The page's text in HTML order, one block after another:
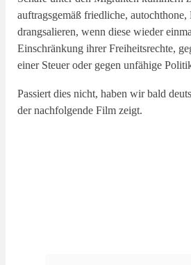
auftragsgemäß friedliche, autochthone,
drangsalieren, wenn diese wieder
Einschränkung ihrer Freiheitsrechte,
einer Steuer oder gegen unfähige
Passiert dies nicht, haben wir bald
der nachfolgende Film zeigt.